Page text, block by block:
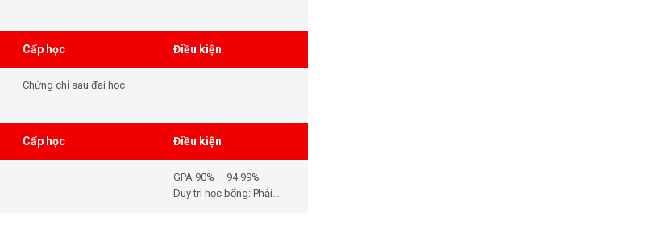
Cấp học Điều kiện
Chứng chỉ sau đại học
Cấp học Điều kiện
GPA 90% – 94.99%
Duy trì học bổng: Phải